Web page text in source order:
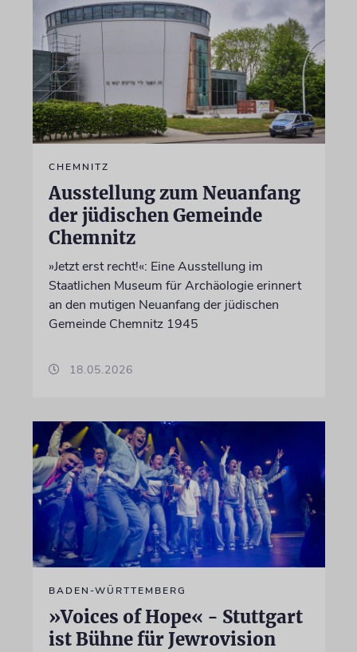
CHEMNITZ
Ausstellung zum Neuanfang
der jüdischen Gemeinde
Chemnitz
»Jetzt erst recht!«: Eine Ausstellung im
Staatlichen Museum für Archäologie erinnert
an den mutigen Neuanfang der jüdischen
Gemeinde Chemnitz 1945
18.05.2026
BADEN-WÜRTTEMBERG
»Voices of Hope« - Stuttgart
ist Bühne für Jewrovision